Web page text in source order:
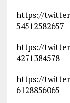
https://
54512582657
https://
4271384578
https://
6128856065